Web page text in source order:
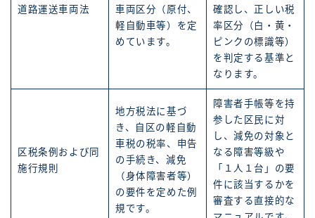
道路運送車両法
車両区分（原付、
軽自動車等）を定
めています。
確認し、正しい税
率区分（白・黄・
ピンクの標識等）
を判定する基準と
なります。
区税条例および同
施行規則
地方税法に基づ
き、自区の軽自動
車税の税率、申告
の手続き、減免
（身体障害者等）
の要件を定めた例
規です。
障害者手帳等を持
参した区民に対
し、減免の対象と
なる障害等級や
「１人１台」の要
件に該当するかを
審査する直接的な